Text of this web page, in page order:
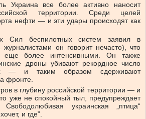
Украина все более активно наносит
территории. Среди целей
нефти — и эти удары происходят как
Сил беспилотных систем заявил в
он говорит нечасто), что
еще более интенсивными. Он также
дроны убивают рекордное число
— и таким образом сдерживают
фронте.
в глубину российской территории — и
уже не спокойный тыл, предупреждает
украинская „птица“
и где”.